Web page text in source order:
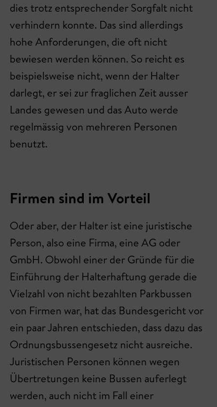
dies trotz entsprechender Sorgfalt nicht
verhindern konnte. Das sind allerdings
hohe Anforderungen, die oft nicht
bewiesen werden können. So reicht es
beispielsweise nicht, wenn der Halter
darlegt, er sei zur fraglichen Zeit ausser
Landes gewesen und das Auto werde
regelmässig von mehreren Personen
benutzt.
Firmen sind im Vorteil
Oder aber, der Halter ist eine juristische
Person, also eine Firma, eine AG oder
GmbH. Obwohl einer der Gründe für die
Einführung der Halterhaftung gerade die
Vielzahl von nicht bezahlten Parkbussen
von Firmen war, hat das Bundesgericht vor
ein paar Jahren entschieden, dass dazu das
Ordnungsbussengesetz nicht ausreiche.
Juristischen Personen können wegen
Übertretungen keine Bussen auferlegt
werden, auch nicht im Fall einer